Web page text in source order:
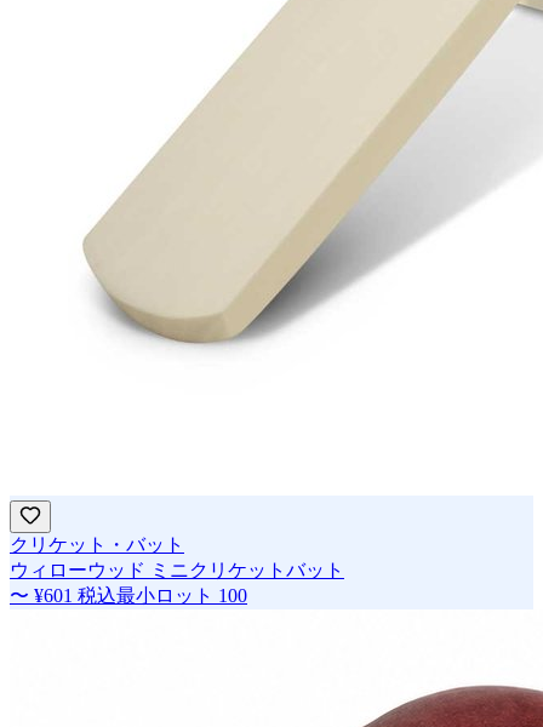
クリケット・バット
ウィローウッド ミニクリケットバット
〜 ¥601 税込最小ロット 100